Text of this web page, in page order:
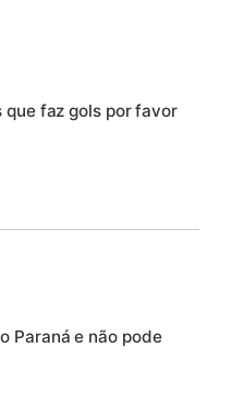
que faz gols por favor
Paraná e não pode